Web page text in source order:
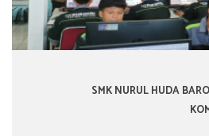
SMK NURUL HUDA